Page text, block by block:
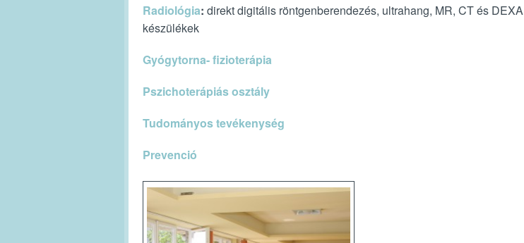
Radiológia: direkt digitális röntgenberendezés, ultrahang, MR, CT és DEXA
készülékek
Gyógytorna- fizioterápia
Pszichoterápiás osztály
Tudományos tevékenység
Prevenció